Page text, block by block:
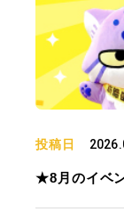
投稿日
★8月のイベ